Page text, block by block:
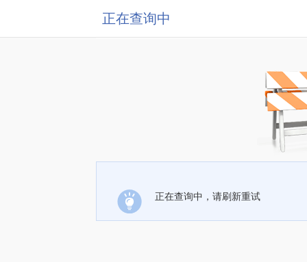
正在查询中
正在查询中，请刷新重试